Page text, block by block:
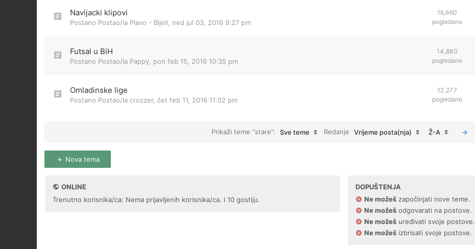
Navijacki klipovi
Postano Postao/la Plavo - Bijeli ned jul 03, 2016 9:27 pm
16,660
pogledano
Futsal u BiH
Postano Postao/la Pappy pon feb 15, 2016 10:35 pm
14,880
pogledano
Omladinske lige
Postano Postao/la crozzer, čet feb 11, 2016 11:02 pm
12,277
pogledano
Prikaži teme “stare”: Sve teme Redanje Vrijeme posta(nja) Ž-A
Nova tema
ONLINE
Trenutno korisnika/ca: Nema prijavljenih korisnika/ca. i 10 gostiju.
DOPUŠTENJA
Ne možešzapočinjati nove teme.
Ne možešodgovarati na postove.
Ne možešuređivati svoje postove.
Ne možešizbrisati svoje postove.